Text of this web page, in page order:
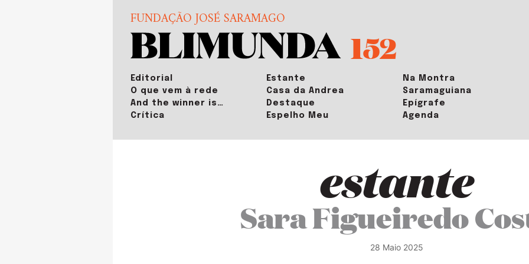
FUNDAÇÃO JOSÉ SARAMAGO
152
Editorial
O que vem à rede
And the winner is…
Crítica
Estante
Casa da Andrea
Destaque
Espelho Meu
Na Montra
Saramaguiana
Epígrafe
Agenda
estante
Sara Figueiredo
28 Maio 2025